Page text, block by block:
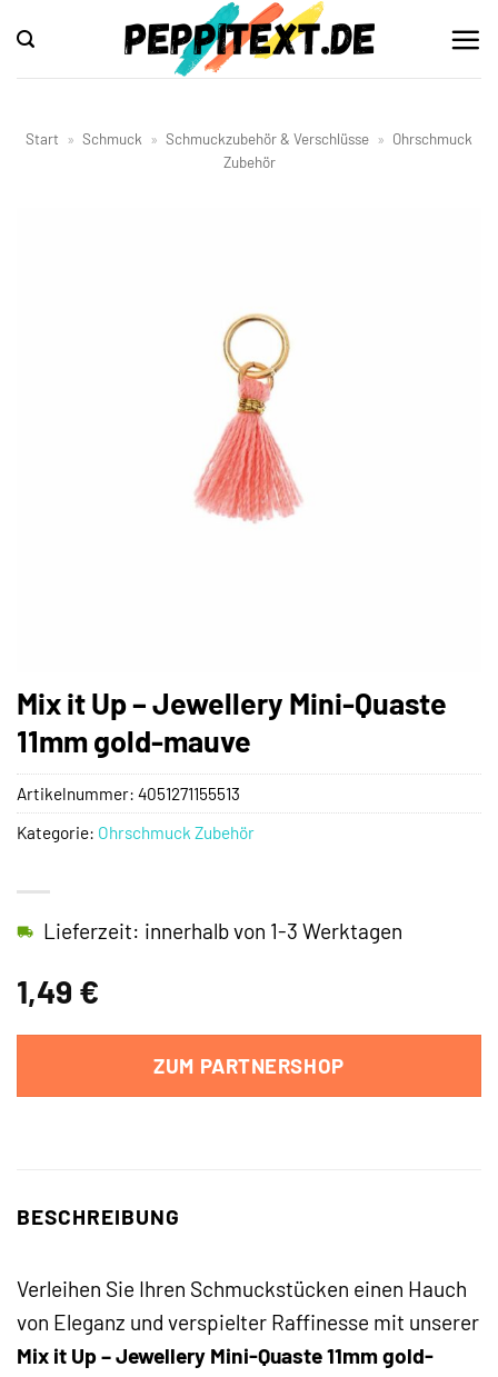
Inhalt
springen
Start » Schmuck » Schmuckzubehör & Verschlüsse » Ohrschmuck
Zubehör
Mix it Up – Jewellery Mini-Quaste
11mm gold-mauve
1,49 €
Lieferzeit: innerhalb von 1-3 Werktagen
ZUM PARTNERSHOP
Artikelnummer: 4051271155513
Kategorie: Ohrschmuck Zubehör
BESCHREIBUNG
Verleihen Sie Ihren Schmuckstücken einen Hauch
von Eleganz und verspielter Raffinesse mit unserer
Mix it Up – Jewellery Mini-Quaste 11mm gold-